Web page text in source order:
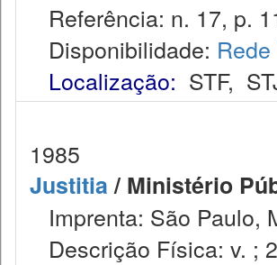
Referência: n. 17, p.
Disponibilidade:
Localização: STF,
1985
Justitia/ Ministério
Imprenta: São Paulo,
Descrição Física: v. ;